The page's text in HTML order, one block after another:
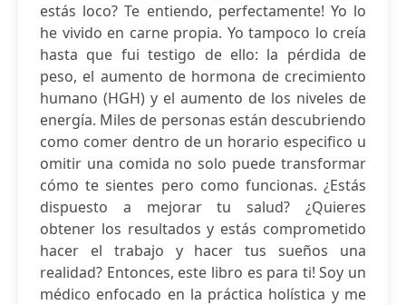
estás loco? Te entiendo, perfectamente! Yo lo
he vivido en carne propia. Yo tampoco lo creía
hasta que fui testigo de ello: la pérdida de
peso, el aumento de hormona de crecimiento
humano (HGH) y el aumento de los niveles de
energía. Miles de personas están descubriendo
como comer dentro de un horario especifico u
omitir una comida no solo puede transformar
cómo te sientes pero como funcionas. ¿Estás
dispuesto a mejorar tu salud? ¿Quieres
obtener los resultados y estás comprometido
hacer el trabajo y hacer tus sueños una
realidad? Entonces, este libro es para ti! Soy un
médico enfocado en la práctica holística y me